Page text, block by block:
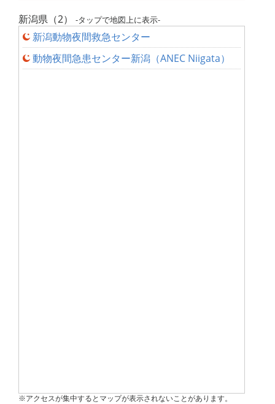
新潟県（2） -タップで地図上に表示-
新潟動物夜間救急センター
動物夜間急患センター新潟（ANEC Niigata）
※アクセスが集中するとマップが表示されないことがあります。